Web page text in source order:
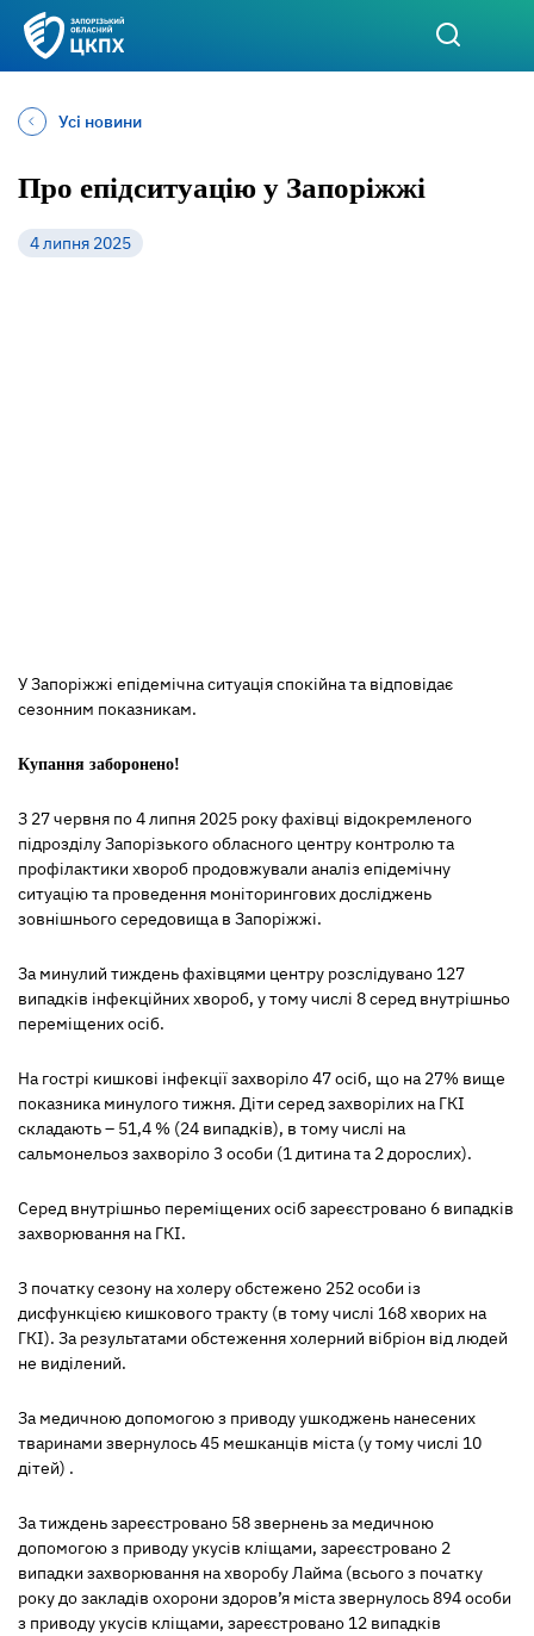
Усі новини
Про епідситуацію у Запоріжжі
4 липня 2025
У Запоріжжі епідемічна ситуація спокійна та відповідає
сезонним показникам.
Купання заборонено!
З 27 червня по 4 липня 2025 року фахівці відокремленого
підрозділу Запорізького обласного центру контролю та
профілактики хвороб продовжували аналіз епідемічну
ситуацію та проведення моніторингових досліджень
зовнішнього середовища в Запоріжжі.
За минулий тиждень фахівцями центру розслідувано 127
випадків інфекційних хвороб, у тому числі 8 серед внутрішньо
переміщених осіб.
На гострі кишкові інфекції захворіло 47 осіб, що на 27% вище
показника минулого тижня. Діти серед захворілих на ГКІ
складають – 51,4 % (24 випадків), в тому числі на
сальмонельоз захворіло 3 особи (1 дитина та 2 дорослих).
Серед внутрішньо переміщених осіб зареєстровано 6 випадків
захворювання на ГКІ.
З початку сезону на холеру обстежено 252 особи із
дисфункцією кишкового тракту (в тому числі 168 хворих на
ГКІ). За результатами обстеження холерний вібріон від людей
не виділений.
За медичною допомогою з приводу ушкоджень нанесених
тваринами звернулось 45 мешканців міста (у тому числі 10
дітей) .
За тиждень зареєстровано 58 звернень за медичною
допомогою з приводу укусів кліщами, зареєстровано 2
випадки захворювання на хворобу Лайма (всього з початку
року до закладів охорони здоров’я міста звернулось 894 особи
з приводу укусів кліщами, зареєстровано 12 випадків